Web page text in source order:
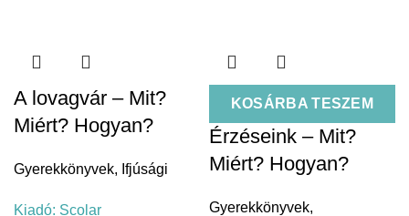
A lovagvár – Mit?
Miért? Hogyan?
Gyerekkönyvek, Ifjúsági
Kiadó: Scolar
KOSÁRBA TESZEM
Érzéseink – Mit?
Miért? Hogyan?
Gyerekkönyvek,